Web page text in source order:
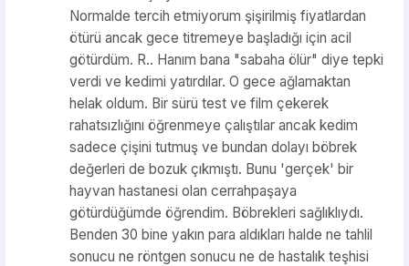
Normalde tercih etmiyorum şişirilmiş fiyatlardan
ötürü ancak gece titremeye başladığı için acil
götürdüm. R.. Hanım bana "sabaha ölür" diye tepki
verdi ve kedimi yatırdılar. O gece ağlamaktan
helak oldum. Bir sürü test ve film çekerek
rahatsızlığını öğrenmeye çalıştılar ancak kedim
sadece çişini tutmuş ve bundan dolayı böbrek
değerleri de bozuk çıkmıştı. Bunu 'gerçek' bir
hayvan hastanesi olan cerrahpaşaya
götürdüğümde öğrendim. Böbrekleri sağlıklıydı.
Benden 30 bine yakın para aldıkları halde ne tahlil
sonucu ne röntgen sonucu ne de hastalık teşhisi